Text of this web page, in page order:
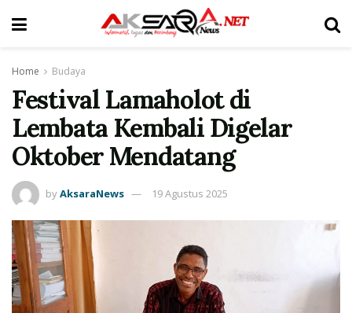
Home Budaya
Festival Lamaholot di
Lembata Kembali Digelar
Oktober Mendatang
byAksaraNews 19 Agustus 2025